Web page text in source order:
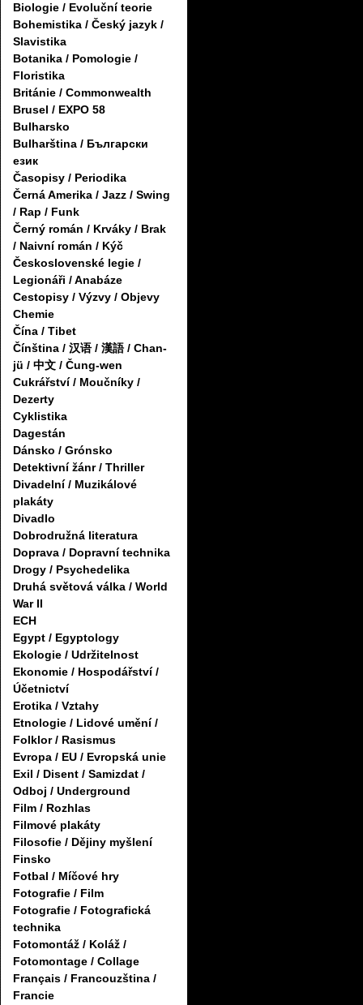
Biologie / Evoluční teorie
Bohemistika / Český jazyk /
Slavistika
Botanika / Pomologie /
Floristika
Británie / Commonwealth
Brusel / EXPO 58
Bulharsko
Bulharština / Български
език
Časopisy / Periodika
Černá Amerika / Jazz / Swing
/ Rap / Funk
Černý román / Krváky / Brak
/ Naivní román / Kýč
Československé legie /
Legionáři / Anabáze
Cestopisy / Výzvy / Objevy
Chemie
Čína / Tibet
Čínština / 汉语 / 漢語 / Chan-
jü / 中文 / Čung-wen
Cukrářství / Moučníky /
Dezerty
Cyklistika
Dagestán
Dánsko / Grónsko
Detektivní žánr / Thriller
Divadelní / Muzikálové
plakáty
Divadlo
Dobrodružná literatura
Doprava / Dopravní technika
Drogy / Psychedelika
Druhá světová válka / World
War II
ECH
Egypt / Egyptology
Ekologie / Udržitelnost
Ekonomie / Hospodářství /
Účetnictví
Erotika / Vztahy
Etnologie / Lidové umění /
Folklor / Rasismus
Evropa / EU / Evropská unie
Exil / Disent / Samizdat /
Odboj / Underground
Film / Rozhlas
Filmové plakáty
Filosofie / Dějiny myšlení
Finsko
Fotbal / Míčové hry
Fotografie / Film
Fotografie / Fotografická
technika
Fotomontáž / Koláž /
Fotomontage / Collage
Français / Francouzština /
Francie